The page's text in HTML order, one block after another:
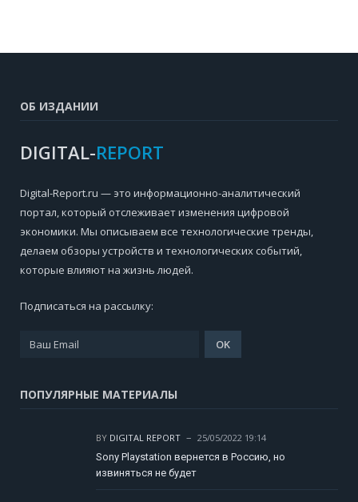
ОБ ИЗДАНИИ
DIGITAL-REPORT
Digital-Report.ru — это информационно-аналитический
портал, который отслеживает изменения цифровой
экономики. Мы описываем все технологические тренды,
делаем обзоры устройств и технологических событий,
которые влияют на жизнь людей.
Подписаться на рассылку:
ПОПУЛЯРНЫЕ МАТЕРИАЛЫ
BY DIGITAL REPORT
25/05/2022 19:14
Sony Playstation вернется в Россию, но
извиняться не будет